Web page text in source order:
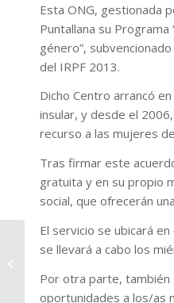
Esta ONG, gestionada
Puntallana su
género”,
del IRPF 2013.
Dicho Centro arrancó
insular, y desde el
recurso a las mujeres
Tras firmar este
gratuita y en su propio
social, que ofrecerán
El servicio se ubicará en
se llevará a cabo los
Por otra parte, también
oportunidades a los/as
Curso de Inglés Nivel